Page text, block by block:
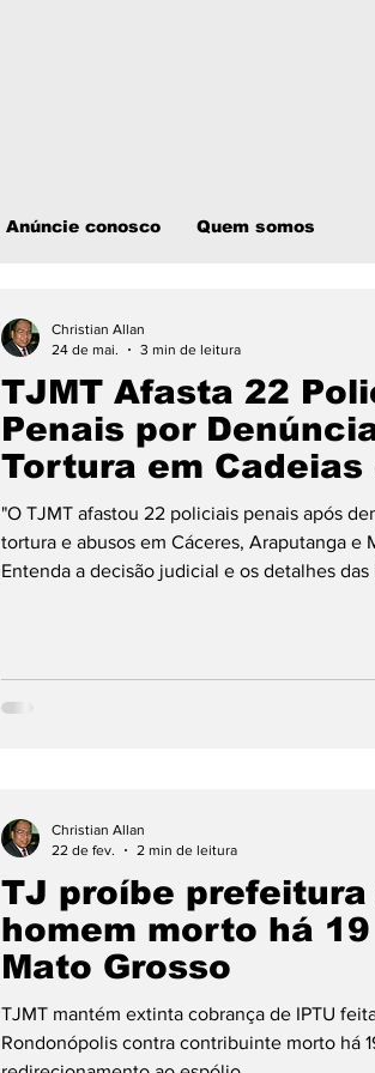
Anúncie conosco Quem somos
TJMT Afasta 22
Penais por
Tortura em Cadeias
Grosso
"O TJMT afastou 22 policiais penais após
tortura e abusos em Cáceres, Araputanga e
Entenda a decisão judicial e os detalhes
Christian Allan
24 de mai.
3 min de leitura
TJ proíbe
homem morto há
Mato Grosso
TJMT mantém extinta cobrança de IPTU
Rondonópolis contra contribuinte morto há
Christian Allan
22 de fev.
2 min de leitura